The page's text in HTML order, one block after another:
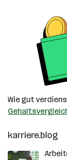
Wie gut
karriere.blog